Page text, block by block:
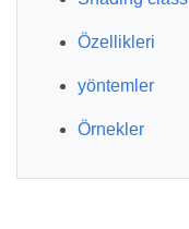
Özellikleri
yöntemler
Örnekler